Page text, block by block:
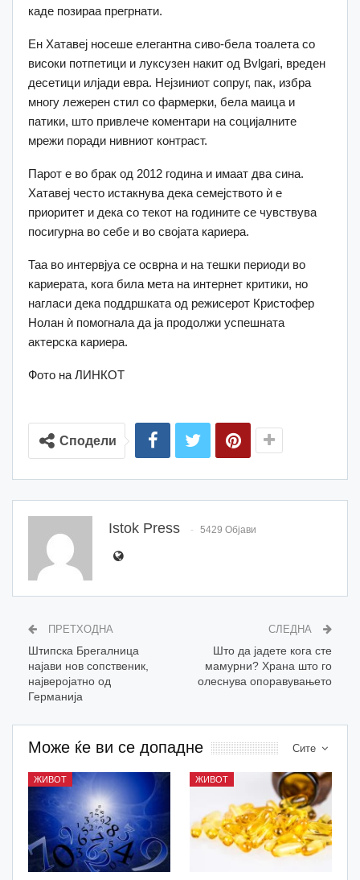
каде позираа прегрнати.
Ен Хатавеј носеше елегантна сиво-бела тоалета со
високи потпетици и луксузен накит од Bvlgari, вреден
десетици илјади евра. Нејзиниот сопруг, пак, избра
многу лежерен стил со фармерки, бела маица и
патики, што привлече коментари на социјалните
мрежи поради нивниот контраст.
Парот е во брак од 2012 година и имаат два сина.
Хатавеј често истакнува дека семејството ѝ е
приоритет и дека со текот на годините се чувствува
посигурна во себе и во својата кариера.
Таа во интервјуа се осврна и на тешки периоди во
кариерата, кога била мета на интернет критики, но
нагласи дека поддршката од режисерот Кристофер
Нолан ѝ помогнала да ја продолжи успешната
актерска кариера.
Фото на ЛИНКОТ
Сподели
Istok Press 5429 Објави
ПРЕТХОДНА
Штипска Брегалница
најави нов сопственик,
најверојатно од
Германија
СЛЕДНА
Што да јадете кога сте
мамурни? Храна што го
олеснува опоравувањето
Сите
Може ќе ви се допадне
ЖИВОТ ЖИВОТ